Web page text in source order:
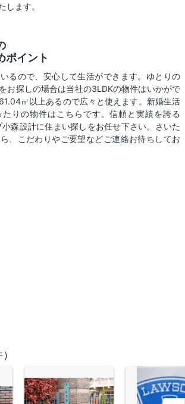
します。
ポイント
るので、安心して生活ができます。ゆとりの
お探しの場合は当社の3LDKの物件はいかがで
㎡以上あるので広々と使えます。新婚生活
りの物件はこちらです。信頼と実績を誇る
森設計に住まい探しをお任せ下さい。さいた
、こだわりやご要望などご連絡お待ちしてお